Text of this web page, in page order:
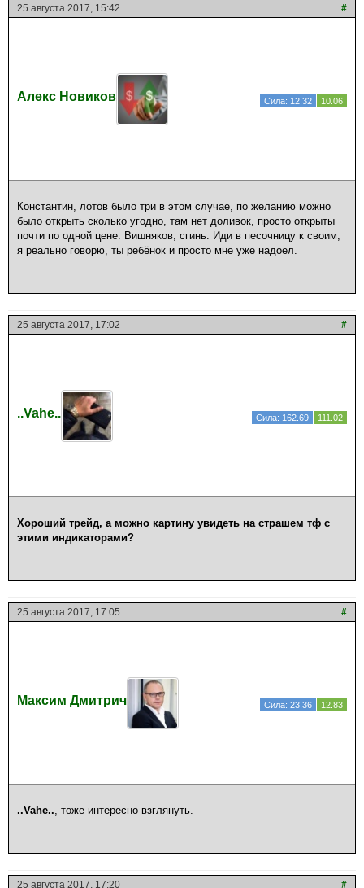
25 августа 2017, 15:42 #
Алекс Новиков Сила: 12.32 10.06
Константин, лотов было три в этом случае, по желанию можно
было открыть сколько угодно, там нет доливок, просто открыты
почти по одной цене. Вишняков, сгинь. Иди в песочницу к своим,
я реально говорю, ты ребёнок и просто мне уже надоел.
25 августа 2017, 17:02 #
..Vahe.. Сила: 162.69 111.02
Хороший трейд, а можно картину увидеть на страшем тф с
этими индикаторами?
25 августа 2017, 17:05 #
Максим Дмитрич Сила: 23.36 12.83
..Vahe.., тоже интересно взглянуть.
25 августа 2017, 17:20 #